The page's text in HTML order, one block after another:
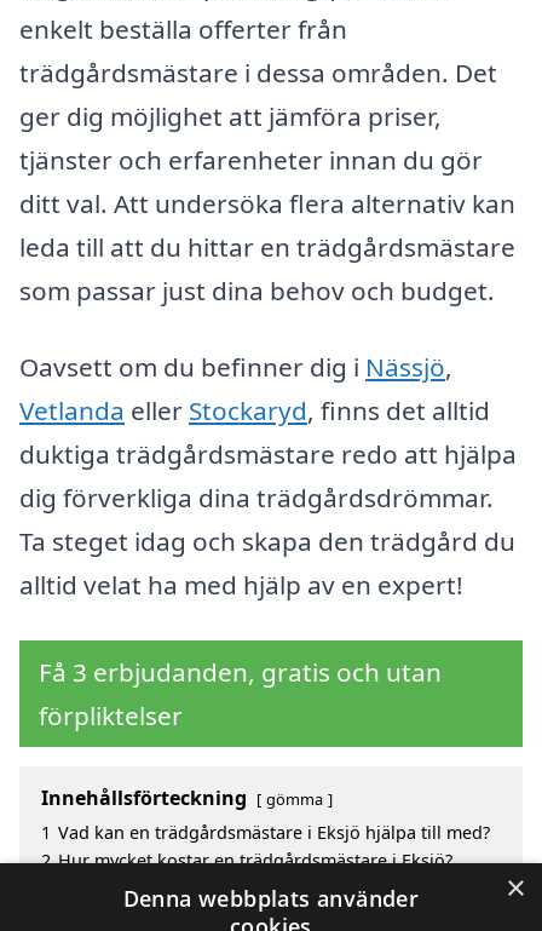
enkelt beställa offerter från
trädgårdsmästare i dessa områden. Det
ger dig möjlighet att jämföra priser,
tjänster och erfarenheter innan du gör
ditt val. Att undersöka flera alternativ kan
leda till att du hittar en trädgårdsmästare
som passar just dina behov och budget.
Oavsett om du befinner dig i Nässjö,
Vetlanda eller Stockaryd, finns det alltid
duktiga trädgårdsmästare redo att hjälpa
dig förverkliga dina trädgårdsdrömmar.
Ta steget idag och skapa den trädgård du
alltid velat ha med hjälp av en expert!
Få 3 erbjudanden, gratis och utan
förpliktelser
Innehållsförteckning gömma
1 Vad kan en trädgårdsmästare i Eksjö hjälpa till med?
2 Hur mycket kostar en trädgårdsmästare i Eksjö?
Fördelar med att välja trädgårdsmästare i Eksjö
Sök efter en skicklig trädgårdsmästare i de
×
Denna webbplats använder